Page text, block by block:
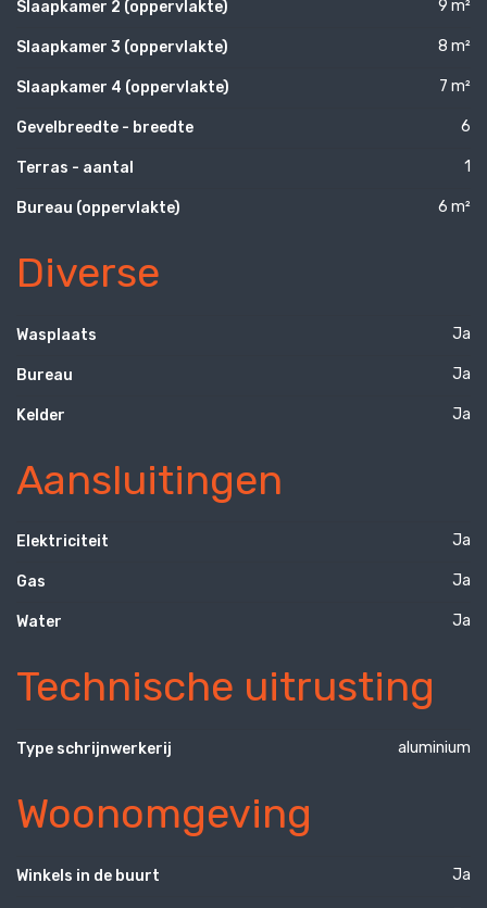
Slaapkamer 2 (oppervlakte) 9 m²
Slaapkamer 3 (oppervlakte) 8 m²
Slaapkamer 4 (oppervlakte) 7 m²
Gevelbreedte - breedte 6
Terras - aantal 1
Bureau (oppervlakte) 6 m²
Diverse
Wasplaats Ja
Bureau Ja
Kelder Ja
Aansluitingen
Elektriciteit Ja
Gas Ja
Water Ja
Technische uitrusting
Type schrijnwerkerij aluminium
Woonomgeving
Winkels in de buurt Ja